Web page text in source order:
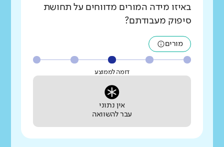
באיזו מידה המורים מדווחים על תחושת
סיפוק מעבודתם?
מורים
דומה לממוצע
אין נתוני
עבר להשוואה